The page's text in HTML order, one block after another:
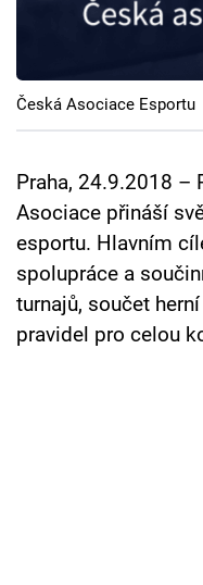
Cool Esport
Pořady
TV Program
Sledujte prima+
Přihlášení
Sledujte nás
Česká Asociace Esportu
Praha, 24.9.2018 –
Asociace přináší
esportu. Hlavním
spolupráce a
turnajů, součet
pravidel pro celou